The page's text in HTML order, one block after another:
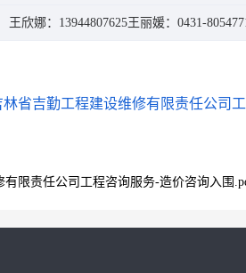
王欣娜：13944807625王丽媛：0431-
林省吉勤工程建设维修有限责任公司
有限责任公司工程咨询服务-造价咨询入围